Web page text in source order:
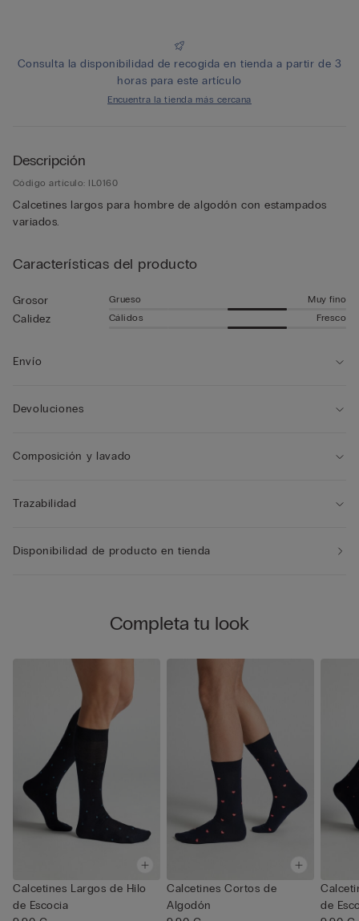
Consulta la disponibilidad de recogida en tienda a partir de 3
horas para este artículo
Encuentra la tienda más cercana
Descripción
Código artículo: IL0160
Calcetines largos para hombre de algodón con estampados
variados.
Características del producto
Grosor Grueso Muy fino
Calidez Cálidos Fresco
Envío
Devoluciones
Composición y lavado
Trazabilidad
Disponibilidad de producto en tienda
Completa tu look
Calcetines Largos de Hilo
de Escocia
Calcetines Cortos de
Algodón
de